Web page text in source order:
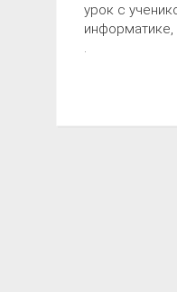
урок с
информатике,